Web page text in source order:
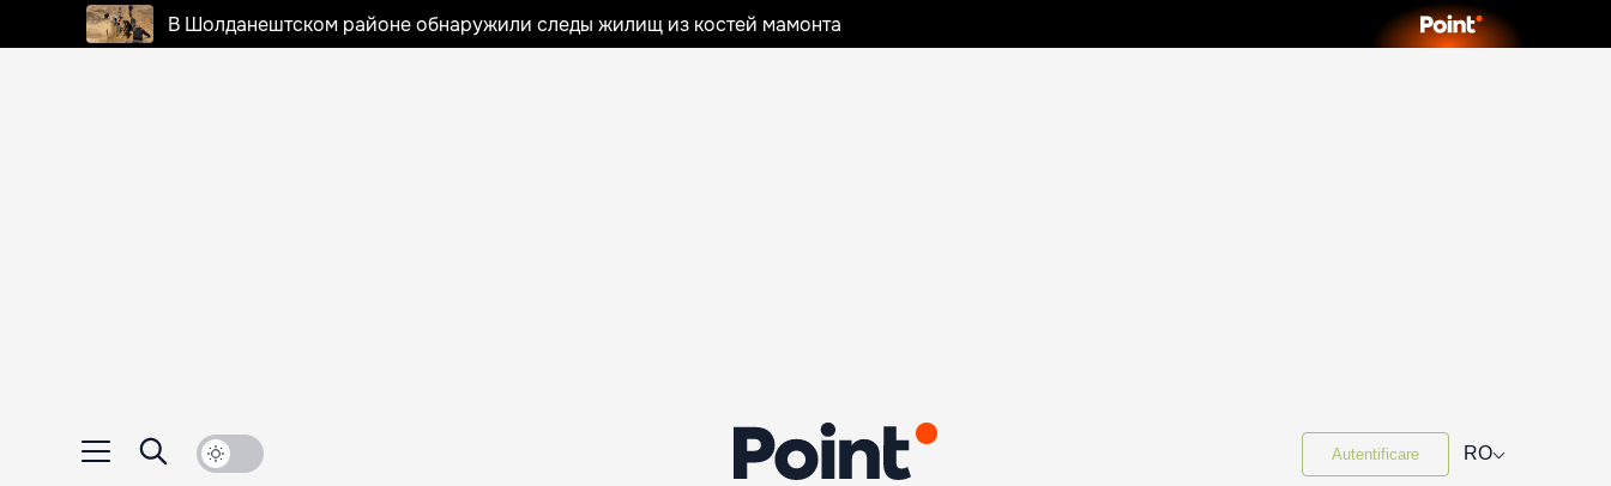
В Шолданештском районе обнаружили следы жилищ из костей мамонта
Autentificare RO⌵